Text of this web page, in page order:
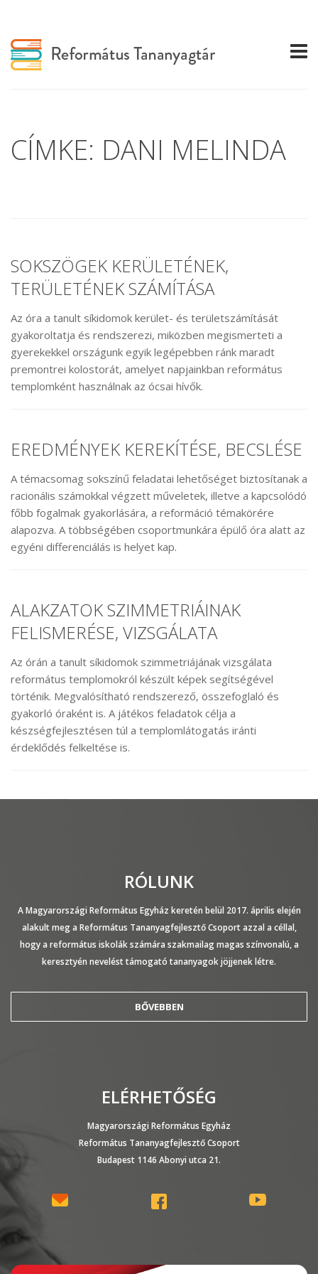
CÍMKE: DANI MELINDA
SOKSZÖGEK KERÜLETÉNEK,
TERÜLETÉNEK SZÁMÍTÁSA
Az óra a tanult síkidomok kerület- és területszámítását
gyakoroltatja és rendszerezi, miközben megismerteti a
gyerekekkel országunk egyik legépebben ránk maradt
premontrei kolostorát, amelyet napjainkban református
templomként használnak az ócsai hívők.
EREDMÉNYEK KEREKÍTÉSE, BECSLÉSE
A témacsomag sokszínű feladatai lehetőséget biztosítanak a
racionális számokkal végzett műveletek, illetve a kapcsolódó
főbb fogalmak gyakorlására, a reformáció témakörére
alapozva. A többségében csoportmunkára épülő óra alatt az
egyéni differenciálás is helyet kap.
ALAKZATOK SZIMMETRIÁINAK
FELISMERÉSE, VIZSGÁLATA
Az órán a tanult síkidomok szimmetriájának vizsgálata
református templomokról készült képek segítségével
történik. Megvalósítható rendszerező, összefoglaló és
gyakorló óraként is. A játékos feladatok célja a
készségfejlesztésen túl a templomlátogatás iránti
érdeklődés felkeltése is.
RÓLUNK
A Magyarországi Református Egyház keretén belül 2017. április elején
alakult meg a Református Tananyagfejlesztő Csoport azzal a céllal,
hogy a református iskolák számára szakmailag magas színvonalú, a
keresztyén nevelést támogató tananyagok jöjjenek létre.
BŐVEBBEN
ELÉRHETŐSÉG
Magyarországi Református Egyház
Református Tananyagfejlesztő Csoport
Budapest 1146 Abonyi utca 21.